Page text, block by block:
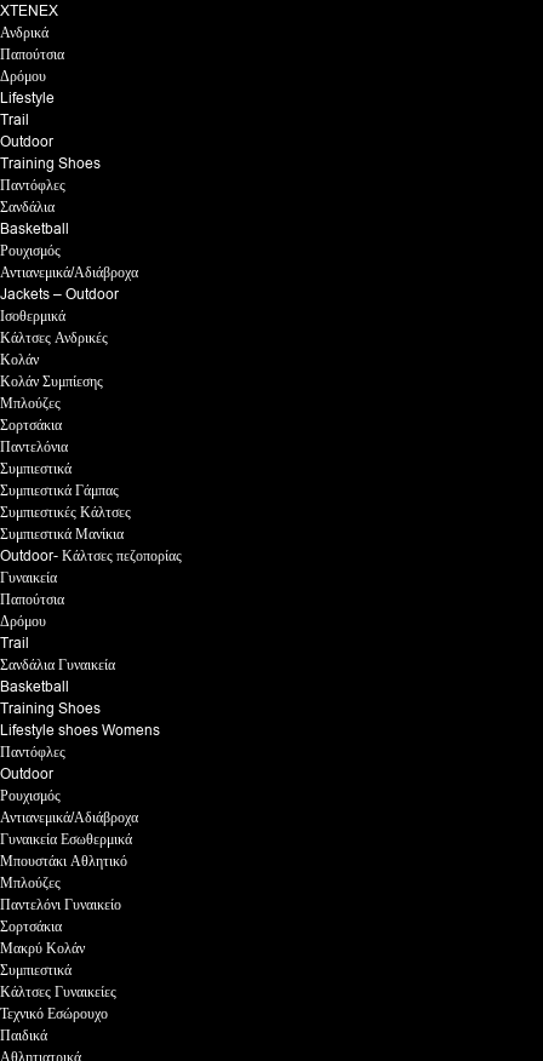
XTENEX
Ανδρικά
Παπούτσια
Δρόμου
Lifestyle
Trail
Outdoor
Training Shoes
Παντόφλες
Σανδάλια
Basketball
Ρουχισμός
Αντιανεμικά/Αδιάβροχα
Jackets – Outdoor
Ισοθερμικά
Κάλτσες Ανδρικές
Κολάν
Κολάν Συμπίεσης
Μπλούζες
Σορτσάκια
Παντελόνια
Συμπιεστικά
Συμπιεστικά Γάμπας
Συμπιεστικές Κάλτσες
Συμπιεστικά Μανίκια
Outdoor- Κάλτσες πεζοπορίας
Γυναικεία
Παπούτσια
Δρόμου
Trail
Σανδάλια Γυναικεία
Basketball
Training Shoes
Lifestyle shoes Womens
Παντόφλες
Outdoor
Ρουχισμός
Αντιανεμικά/Αδιάβροχα
Γυναικεία Εσωθερμικά
Μπουστάκι Αθλητικό
Μπλούζες
Παντελόνι Γυναικείο
Σορτσάκια
Μακρύ Κολάν
Συμπιεστικά
Κάλτσες Γυναικείες
Τεχνικό Εσώρουχο
Παιδικά